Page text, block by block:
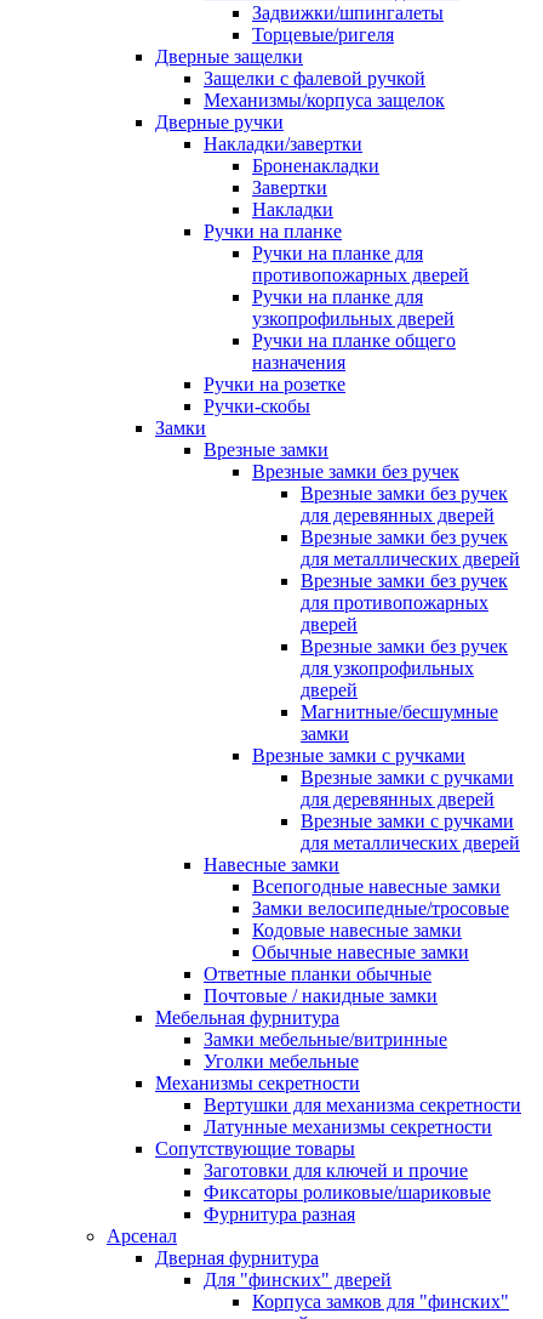
Задвижки/шпингалеты
Торцевые/ригеля
Дверные защелки
Защелки с фалевой ручкой
Механизмы/корпуса защелок
Дверные ручки
Накладки/завертки
Броненакладки
Завертки
Накладки
Ручки на планке
Ручки на планке для
противопожарных дверей
Ручки на планке для
узкопрофильных дверей
Ручки на планке общего
назначения
Ручки на розетке
Ручки-скобы
Замки
Врезные замки
Врезные замки без ручек
Врезные замки без ручек
для деревянных дверей
Врезные замки без ручек
для металлических дверей
Врезные замки без ручек
для противопожарных
дверей
Врезные замки без ручек
для узкопрофильных
дверей
Магнитные/бесшумные
замки
Врезные замки с ручками
Врезные замки с ручками
для деревянных дверей
Врезные замки с ручками
для металлических дверей
Навесные замки
Всепогодные навесные замки
Замки велосипедные/тросовые
Кодовые навесные замки
Обычные навесные замки
Ответные планки обычные
Почтовые / накидные замки
Мебельная фурнитура
Замки мебельные/витринные
Уголки мебельные
Механизмы секретности
Вертушки для механизма секретности
Латунные механизмы секретности
Сопутствующие товары
Заготовки для ключей и прочие
Фиксаторы роликовые/шариковые
Фурнитура разная
Арсенал
Дверная фурнитура
Для "финских" дверей
Корпуса замков для "финских"